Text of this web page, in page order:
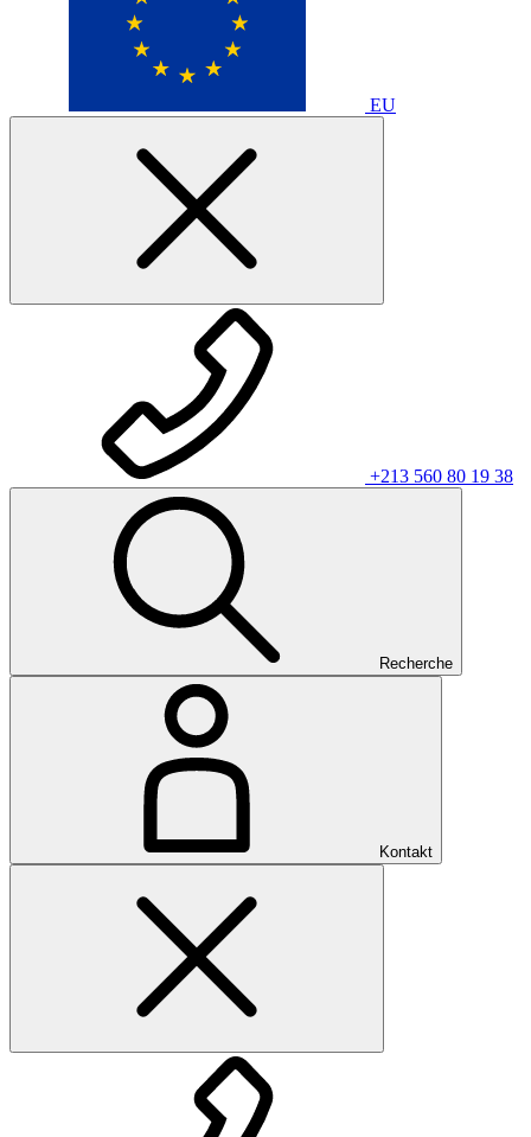
EU
+213 560 80 19 38
Recherche
Kontakt